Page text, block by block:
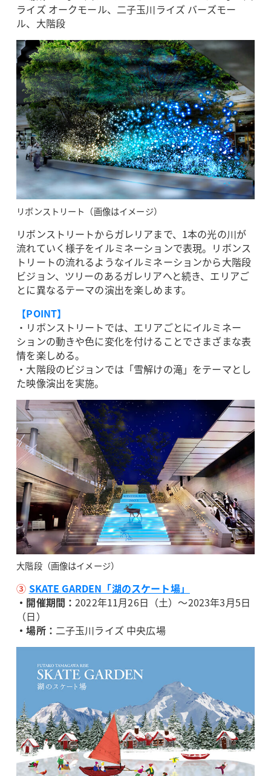
ライズ オークモール、二子玉川ライズ バーズモー
ル、大階段
リボンストリート（画像はイメージ）
リボンストリートからガレリアまで、1本の光の川が
流れていく様子をイルミネーションで表現。リボンス
トリートの流れるようなイルミネーションから大階段
ビジョン、ツリーのあるガレリアへと続き、エリアご
とに異なるテーマの演出を楽しめます。
【POINT】
・リボンストリートでは、エリアごとにイルミネー
ションの動きや色に変化を付けることでさまざまな表
情を楽しめる。
・大階段のビジョンでは「雪解けの滝」をテーマとし
た映像演出を実施。
大階段（画像はイメージ）
③ SKATE GARDEN「湖のスケート場」
・開催期間：2022年11月26日（土）～2023年3月5日
（日）
・場所： 二子玉川ライズ 中央広場